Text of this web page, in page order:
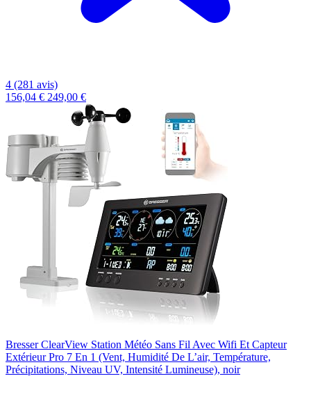
4 (281 avis)
156,04 € 249,00 €
Bresser ClearView Station Météo Sans Fil Avec Wifi Et Capteur
Extérieur Pro 7 En 1 (Vent, Humidité De L’air, Température,
Précipitations, Niveau UV, Intensité Lumineuse), noir